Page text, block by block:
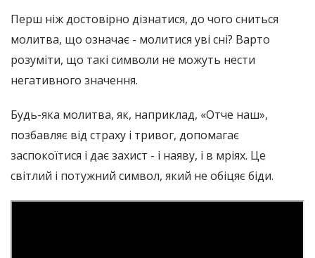
Перш ніж достовірно дізнатися, до чого сниться
молитва, що означає - молитися уві сні? Варто
розуміти, що такі символи не можуть нести
негативного значення.
Будь-яка молитва, як, наприклад, «Отче наш»,
позбавляє від страху і тривог, допомагає
заспокоїтися і дає захист - і наяву, і в мріях. Це
світлий і потужний символ, який не обіцяє біди.